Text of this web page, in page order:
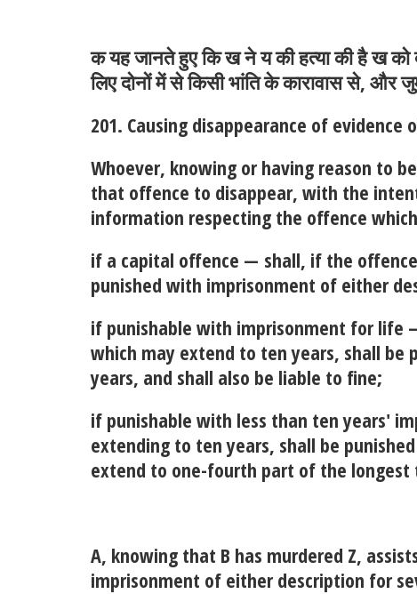
क यह जानते हुए कि ख ने य की हत्या की है ख
लिए दोनों में से किसी भांति के कारावास से, और
201. Causing disappearance of
Whoever, knowing or having reason to
that offence to disappear, with the
information respecting the offence
if a capital offence — shall, if the
punished with imprisonment of either
if punishable with imprisonment for life
which may extend to ten years, shall
years, and shall also be liable to fine;
if punishable with less than ten years'
extending to ten years, shall be
extend to one-fourth part of the
A, knowing that B has murdered Z,
imprisonment of either description for